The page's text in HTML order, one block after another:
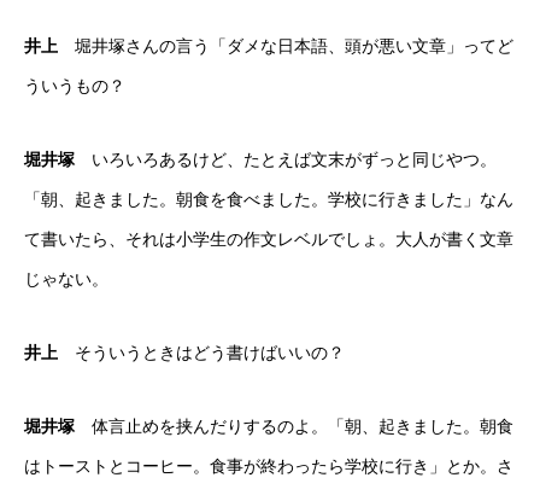
井上 堀井塚さんの言う「ダメな日本語、頭が悪い文章」ってど
ういうもの？
堀井塚 いろいろあるけど、たとえば文末がずっと同じやつ。
「朝、起きました。朝食を食べました。学校に行きました」なん
て書いたら、それは小学生の作文レベルでしょ。大人が書く文章
じゃない。
井上 そういうときはどう書けばいいの？
堀井塚 体言止めを挟んだりするのよ。「朝、起きました。朝食
はトーストとコーヒー。食事が終わったら学校に行き」とか。さ